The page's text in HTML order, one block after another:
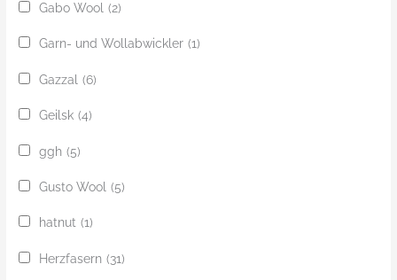
Gabo Wool (2)
Garn- und Wollabwickler (1)
Gazzal (6)
Geilsk (4)
ggh (5)
Gusto Wool (5)
hatnut (1)
Herzfasern (31)